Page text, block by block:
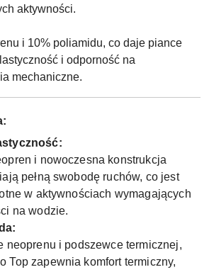
aktywności.
i 10% poliamidu, co daje piance
i odporność na
mechaniczne.
i nowoczesna konstrukcja
pełną swobodę ruchów, co jest
w aktywnościach wymagających
na wodzie.
neoprenu i podszewce termicznej,
Top zapewnia komfort termiczny,